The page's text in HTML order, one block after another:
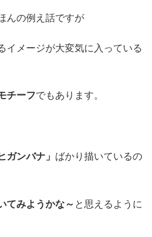
んの例え話ですが
イメージが大変気に入っている
チーフでもあります。
ガンバナ」 ばかり描いているの
てみようかな～ と思えるように